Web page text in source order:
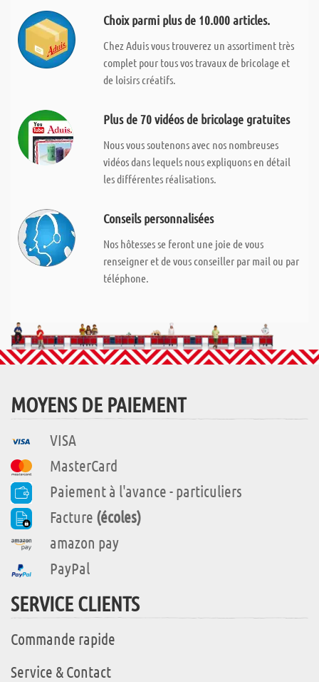
Choix parmi plus de 10.000 articles.
Chez Aduis vous trouverez un assortiment très
complet pour tous vos travaux de bricolage et
de loisirs créatifs.
Plus de 70 vidéos de bricolage gratuites
Nous vous soutenons avec nos nombreuses
vidéos dans lequels nous expliquons en détail
les différentes réalisations.
Conseils personnalisées
Nos hôtesses se feront une joie de vous
renseigner et de vous conseiller par mail ou par
téléphone.
MOYENS DE PAIEMENT
VISA
MasterCard
Paiement à l'avance - particuliers
Facture (écoles)
amazon pay
PayPal
SERVICE CLIENTS
Commande rapide
Service & Contact